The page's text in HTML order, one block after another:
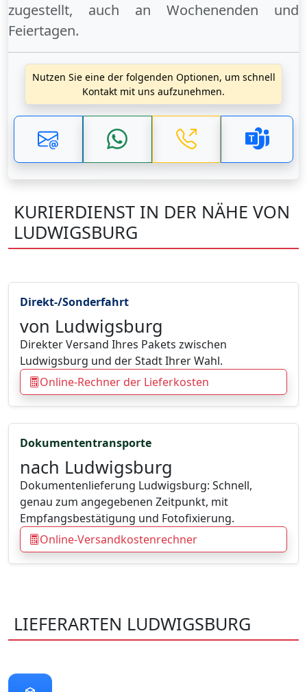
zugestellt, auch an Wochenenden und
Feiertagen.
Nutzen Sie eine der folgenden Optionen, um schnell
Kontakt mit uns aufzunehmen.
KURIERDIENST IN DER NÄHE VON
LUDWIGSBURG
Direkt-/Sonderfahrt
von Ludwigsburg
Direkter Versand Ihres Pakets zwischen
Ludwigsburg und der Stadt Ihrer Wahl.
Online-Rechner der Lieferkosten
Dokumententransporte
nach Ludwigsburg
Dokumentenlieferung Ludwigsburg: Schnell,
genau zum angegebenen Zeitpunkt, mit
Empfangsbestätigung und Fotofixierung.
Online-Versandkostenrechner
LIEFERARTEN LUDWIGSBURG